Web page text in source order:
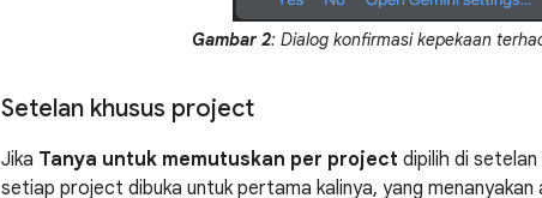
Gambar 2: Dialog konfirmasi kepekaan
Setelan khusus project
Jika Tanya untuk memutuskan per project dipilih di
setiap project dibuka untuk pertama kalinya, yang